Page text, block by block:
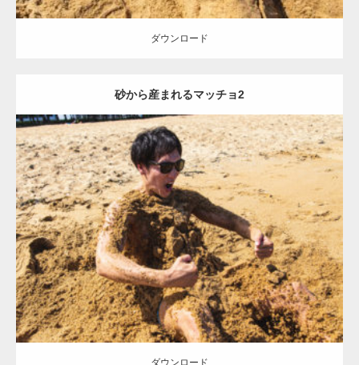
ダウンロード
砂から産まれるマッチョ2
Update:2021.07.8
Category:海のマッチョ オレンジの人 AKIHITO(細マッチョ)
ダウンロード
ダウンロード